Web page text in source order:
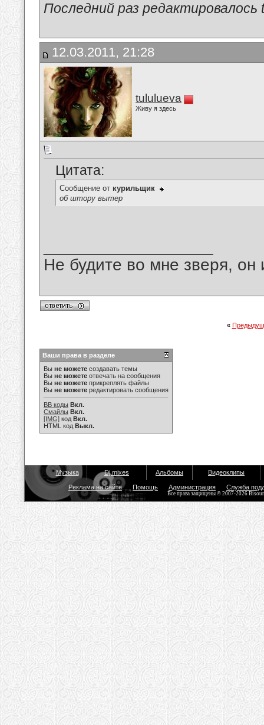
Последний раз редактировалось
12.03.2011, 21:28
tululueva
Живу я здесь
Цитата:
Сообщение от курильщик
об штору вытер
Не будите во мне зверя, он
«
Ваши права в разделе
Вы не можете создавать темы
Вы не можете отвечать на сообщения
Вы не можете прикреплять файлы
Вы не можете редактировать сообщения
BB коды Вкл.
Смайлы Вкл.
[IMG] код Вкл.
HTML код Выкл.
Музыка Dj mixes Альбомы Видеоклипы
Реклама на сайте Помощь Администрация Служба
Все права защищены © 2007-2026